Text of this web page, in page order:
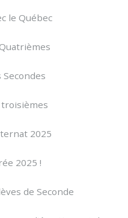
le Québec
Secondes
2025
2025 !
de Seconde